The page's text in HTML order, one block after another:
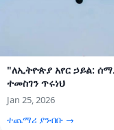
"ለኢትዮጵያ አየር ኃይል:
ተመስገን ጥሩነህ
Jan 25, 2026
ተጨማሪ ያንብቡ →